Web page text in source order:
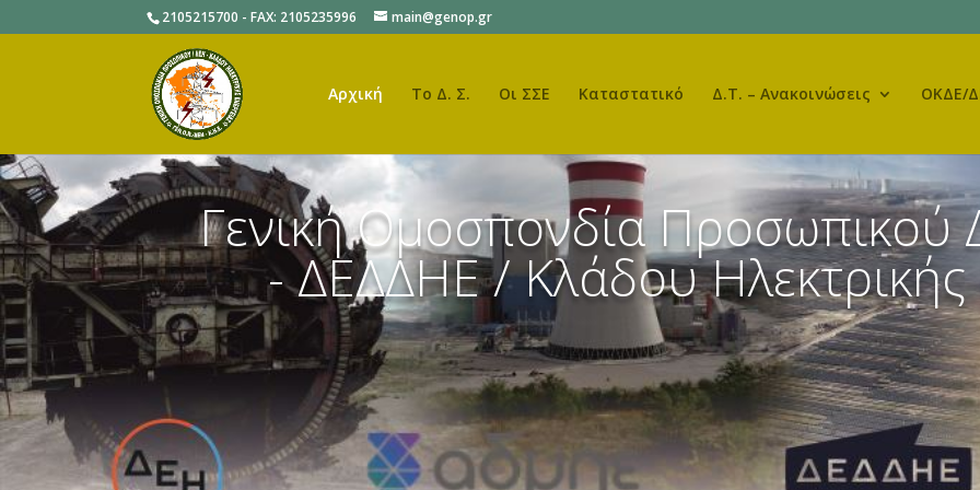
2105215700 - FAX: 2105235996 main@genop.gr
Αρχική Το Δ. Σ. Οι ΣΣΕ Καταστατικό Δ.Τ. – Ανακοινώσεις ΟΚΔΕ/
Γενική Ομοσπονδία
- ΔΕΔΔΗΕ / Κλάδου Ηλεκτρικής